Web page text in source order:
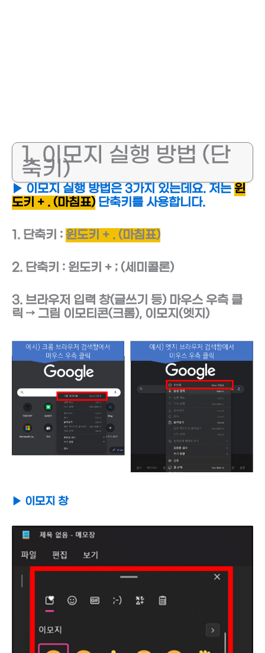
1. 이모지 실행 방법 (단
축키)
▶ 이모지 실행 방법은 3가지 있는데요. 저는 윈
도키 + . (마침표)단축키를 사용합니다.
1. 단축키 : 윈도키 + . (마침표)
2. 단축키 : 윈도키 + ; (세미콜론)
3. 브라우저 입력 창(글쓰기 등) 마우스 우측 클
릭 → 그림 이모티콘(크롬), 이모지(엣지)
▶ 이모지 창